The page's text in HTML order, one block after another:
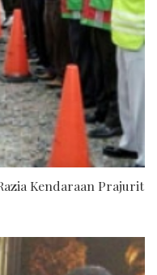
Kendaraan Prajurit